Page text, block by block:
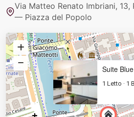
Via Matteo Renato Imbriani,
— Piazza del Popolo
Suite Blue
1 Letto · 1